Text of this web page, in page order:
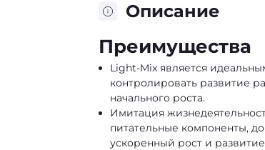
Описание
Преимущества
Light-Mix является
контролировать развитие
начального роста.
Имитация
питательные компоненты,
ускоренный рост и